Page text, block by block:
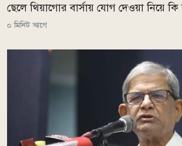
ছেলে থিয়াগোর বার্সায় যোগ দেওয়া নিয়ে
০ মিনিট আগে